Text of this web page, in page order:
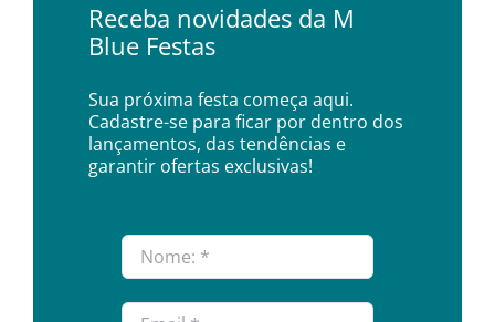
Receba novidades da M
Blue Festas
Sua próxima festa começa aqui.
Cadastre-se para ficar por dentro dos
lançamentos, das tendências e
garantir ofertas exclusivas!